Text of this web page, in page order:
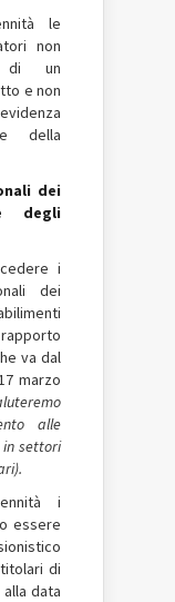
le
non
di un
e non
della
dei
degli
i
dei
va dal
marzo
alle
settori
i
essere
di
data